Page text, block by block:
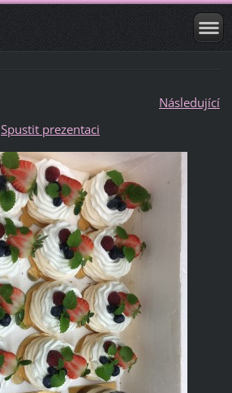
Následující
Spustit prezentaci